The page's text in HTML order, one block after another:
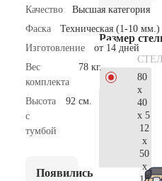
Качество
Высшая категория
Фаска
Техническая (1-10 мм.)
Изготовление
от 14 дней
Вес
комплекта
78 кг.
Высота
с
тумбой
92 см.
Появились
Размер
80
x
40
x 5
12
x
50
x